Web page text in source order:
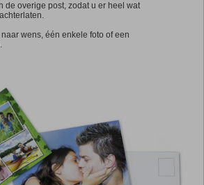
de overige post, zodat u er heel wat
wens, één enkele foto of een